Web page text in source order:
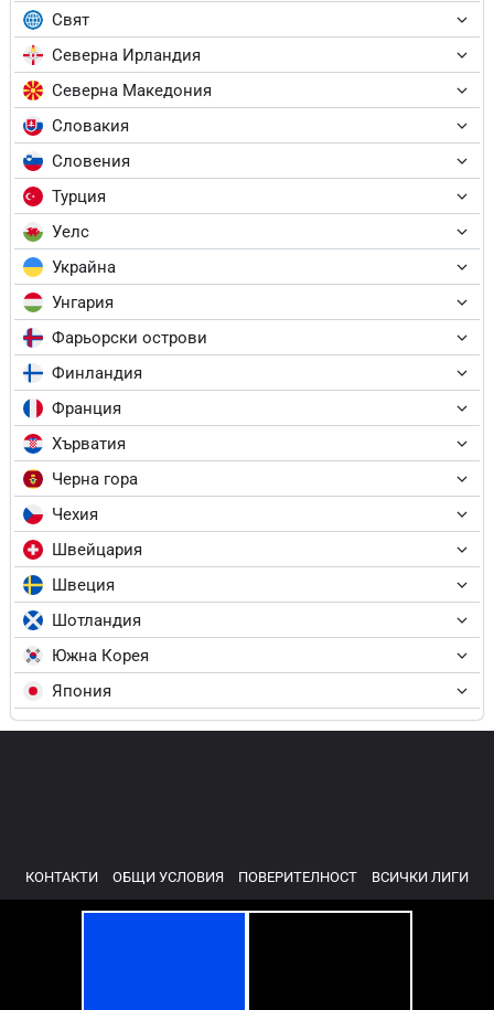
Свят
Северна Ирландия
Северна Македония
Словакия
Словения
Турция
Уелс
Украйна
Унгария
Фарьорски острови
Финландия
Франция
Хърватия
Черна гора
Чехия
Швейцария
Швеция
Шотландия
Южна Корея
Япония
КОНТАКТИ ОБЩИ УСЛОВИЯ ПОВЕРИТЕЛНОСТ ВСИЧКИ ЛИГИ